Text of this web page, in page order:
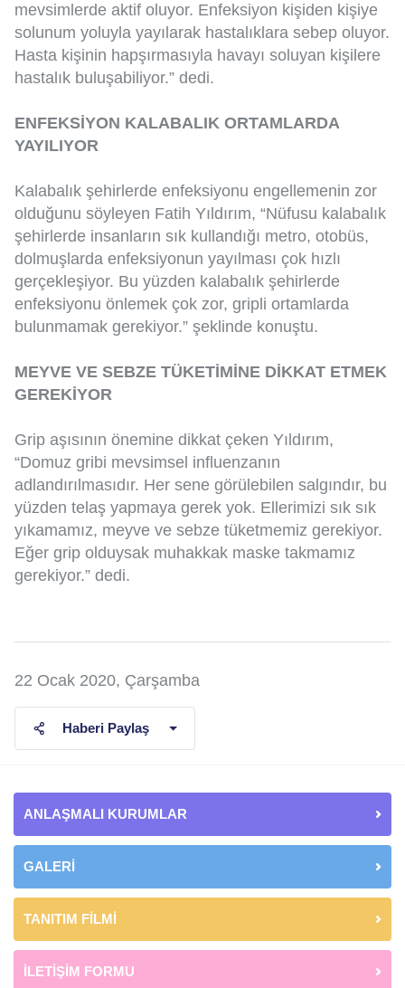
mevsimlerde aktif oluyor. Enfeksiyon kişiden kişiye
solunum yoluyla yayılarak hastalıklara sebep oluyor.
Hasta kişinin hapşırmasıyla havayı soluyan kişilere
hastalık buluşabiliyor.” dedi.
ENFEKSİYON KALABALIK ORTAMLARDA
YAYILIYOR
Kalabalık şehirlerde enfeksiyonu engellemenin zor
olduğunu söyleyen Fatih Yıldırım, “Nüfusu kalabalık
şehirlerde insanların sık kullandığı metro, otobüs,
dolmuşlarda enfeksiyonun yayılması çok hızlı
gerçekleşiyor. Bu yüzden kalabalık şehirlerde
enfeksiyonu önlemek çok zor, gripli ortamlarda
bulunmamak gerekiyor.” şeklinde konuştu.
MEYVE VE SEBZE TÜKETİMİNE DİKKAT ETMEK
GEREKİYOR
Grip aşısının önemine dikkat çeken Yıldırım,
“Domuz gribi mevsimsel influenzanın
adlandırılmasıdır. Her sene görülebilen salgındır, bu
yüzden telaş yapmaya gerek yok. Ellerimizi sık sık
yıkamamız, meyve ve sebze tüketmemiz gerekiyor.
Eğer grip olduysak muhakkak maske takmamız
gerekiyor.” dedi.
22 Ocak 2020, Çarşamba
Haberi Paylaş
ANLAŞMALI KURUMLAR
GALERİ
TANITIM FİLMİ
İLETİŞİM FORMU